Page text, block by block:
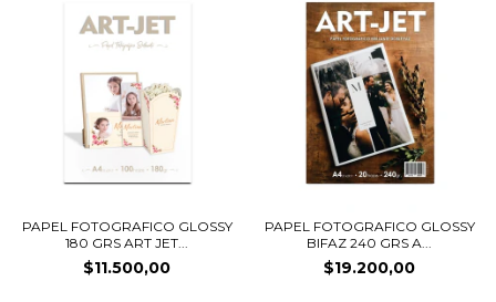
PAPEL FOTOGRAFICO GLOSSY
180 GRS ART JET...
$11.500,00
PAPEL FOTOGRAFICO GLOSSY
BIFAZ 240 GRS A...
$19.200,00